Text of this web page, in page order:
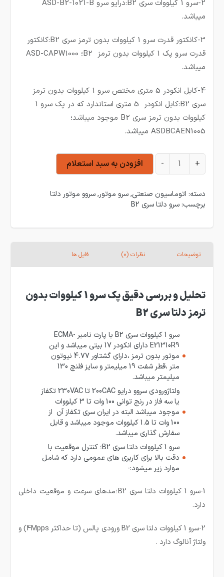
2-سرو 1 کیلووات سری B2:درایو سرو ASD-B2-1021-B
میباشد.
3-کانکتور قدرت سرو 1 کیلووات بدون ترمز سری B2:کانکتور
قدرت سرو پک 1 کیلووات بدون ترمز B2؛ ASD-CAPW1000
میباشد.
4-کابل انکودر 5 متری مختص سرو 1 کیلووات بدون ترمز
سری B2:کابل انکودر 5 متری استاندارد که در پک سرو 1
کیلووات بدون ترمز سری B2 موجود میباشد؛
ASDBCAEN1005 میباشد.
سرو 1 کیلووات 2000 دور بدون ترمز دلتا سری B2 عدد
+
- افزودن به سبد استعلام
دسته: اتوماسیون صنعتی,سرو موتور,سروو موتور دلتا
برچسب:سرو دلتا سری B2
توضیحات نظرات (0) فایل ها
تحلیل و بررسی دقیق پک سرو 1 کیلووات بدون
ترمز دلتا سری B2
سرو 1 کیلووات سری B2 با پارت نامبر ECMA-
E21310R9 دارای انکودر 17 بیتی میباشد و این
موتور بدون ترمز ،دارای گشتاور 4.77 نیوتون
متر ،قطر شفت 19 میلیمتر و سایز فلنچ 130
میلیمتر میباشد.
ولتاژورودی سروو درایو 200CAC تا 230VAC تکفاز
یا سه فاز در رنج توانی 100 وات تا 3 کیلووات
موجود میباشد البته در ایران سری تکفاز آن از
100 وات تا 1.5 کیلووات موجود میباشد و قابل
سفارش گذاری میباشد.
سرو 1 کیلووات دلتا سری B2؛ کنترل موقعیت با
دقت بالا برای کاربری های عمومی دارد که شامل
موارد زیر میشود:-
1-سرو 1 کیلووات دلتا سری B2؛مدهای سرعت و موقعیت داخلی
دارد.
2-سرو 1 کیلووات دلتا سری B2 ورودی پالس (تا حداکثر 4Mpps) و
ولتاژ آنالوگ دارد .